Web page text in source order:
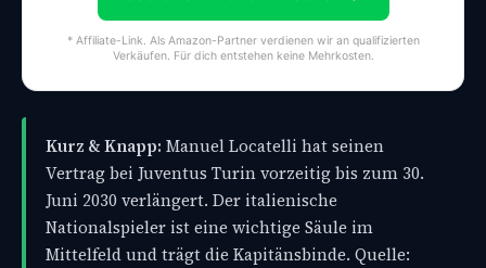
* Affiliate-Link. Als Amazon-Partner verdienen wir an qualifizierten
Verkäufen. Für dich entstehen keine Mehrkosten.
Kurz & Knapp: Manuel Locatelli hat seinen
Vertrag bei Juventus Turin vorzeitig bis zum 30.
Juni 2030 verlängert. Der italienische
Nationalspieler ist eine wichtige Säule im
Mittelfeld und trägt die Kapitänsbinde. Quelle: